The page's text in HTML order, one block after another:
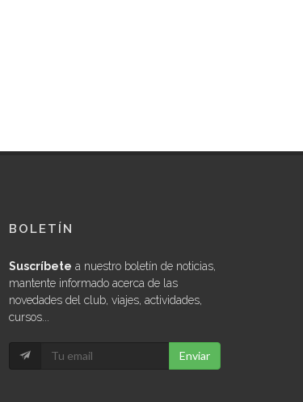
BOLETÍN
Suscríbete a nuestro boletín de noticias,
mantente informado acerca de las
novedades del club, viajes, actividades,
cursos...
Enviar